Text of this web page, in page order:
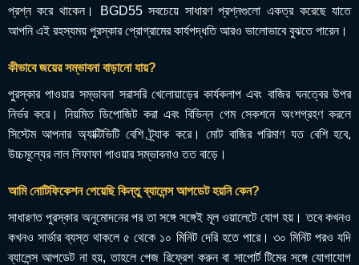
প্রশ্ন করে থাকেন। BGD55 সবচেয়ে সাধারণ প্রশ্নগুলো একত্র করেছে যাতে
আপনি এই রহস্যময় পুরস্কার প্রোগ্রামের কার্যপদ্ধতি আরও ভালোভাবে বুঝতে পারেন।
কীভাবে জয়ের সম্ভাবনা বাড়ানো যায়?
পুরস্কার পাওয়ার সম্ভাবনা সরাসরি খেলোয়াড়ের কার্যকলাপ এবং বাজির ঘনত্বের উপর
নির্ভর করে। নিয়মিত ডিপোজিট করা এবং বিভিন্ন গেম সেকশনে অংশগ্রহণ করলে
সিস্টেম আপনার অ্যাক্টিভিটি বেশি ট্র্যাক করে। মোট বাজির পরিমাণ যত বেশি হবে,
উচ্চমূল্যের লাল লিফাফা পাওয়ার সম্ভাবনাও তত বাড়ে।
আমি নোটিফিকেশন পেয়েছি কিন্তু ব্যালেন্স আপডেট হয়নি কেন?
সাধারণত পুরস্কার অনুমোদনের পর তা সঙ্গে সঙ্গেই মূল ওয়ালেটে যোগ হয়। তবে কখনও
কখনও সার্ভার ব্যস্ত থাকলে ৫ থেকে ১০ মিনিট দেরি হতে পারে। ৩০ মিনিট পরও যদি
ব্যালেন্স আপডেট না হয়, তাহলে পেজ রিফ্রেশ করুন বা সাপোর্ট টিমের সঙ্গে যোগাযোগ